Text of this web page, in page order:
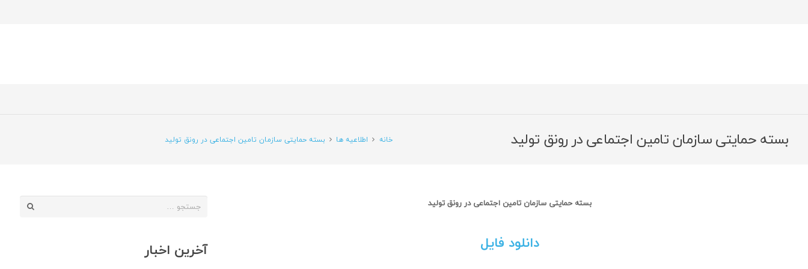
بسته حمایتی سازمان تامین اجتماعی در رونق تولید خانه اطلاعیه ها بسته حمایتی سازمان تامین اجتماعی در رونق تولید
بسته حمایتی سازمان تامین اجتماعی در رونق تولید
دانلود فایل
جستجو
آخرین اخبار